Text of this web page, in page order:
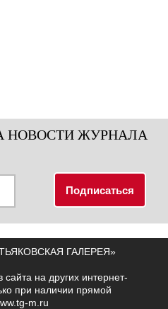
НОВОСТИ ЖУРНАЛА
ГАЛЕРЕЯ»
на других интернет-
при наличии прямой
m.ru